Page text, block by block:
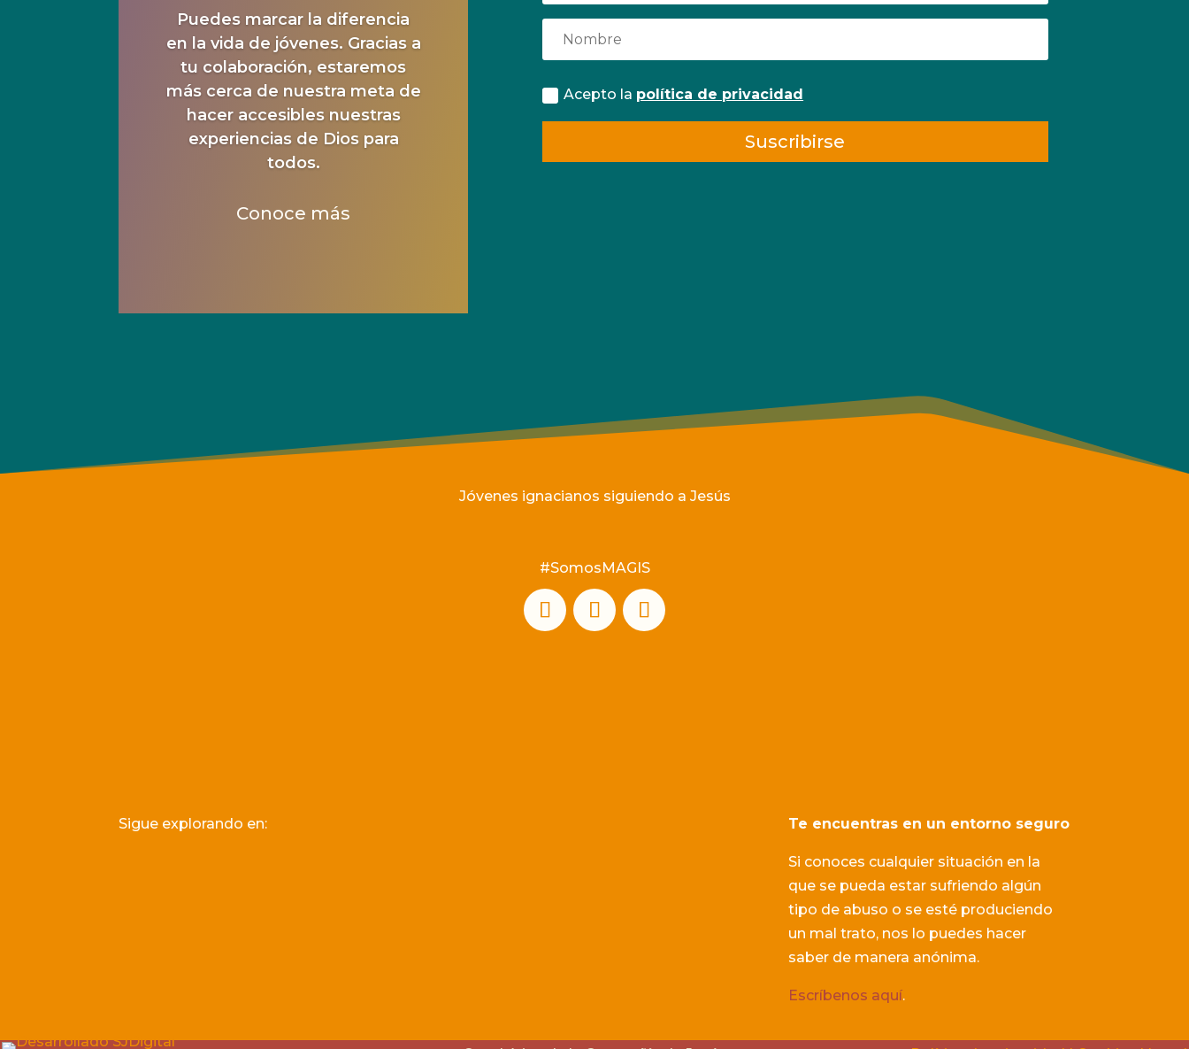
Puedes marcar la diferencia
en la vida de jóvenes. Gracias a
tu colaboración, estaremos
más cerca de nuestra meta de
hacer accesibles nuestras
experiencias de Dios para
todos.
Conoce más
Acepto la política de privacidad
Suscribirse
Jóvenes ignacianos siguiendo a Jesús
#SomosMAGIS
Sigue explorando en: Te encuentras en un entorno seguro
Si conoces cualquier situación en la
que se pueda estar sufriendo algún
tipo de abuso o se esté produciendo
un mal trato, nos lo puedes hacer
saber de manera anónima.
Escríbenos aquí.